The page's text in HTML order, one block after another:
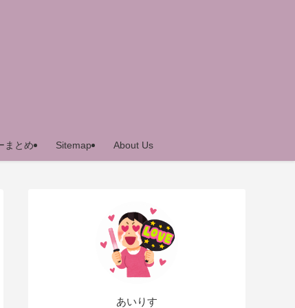
まとめ Sitemap About Us
あいりす